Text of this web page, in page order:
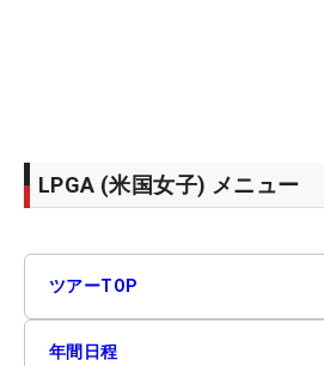
LPGA (米国女子) メニュー
ツアーTOP
年間日程